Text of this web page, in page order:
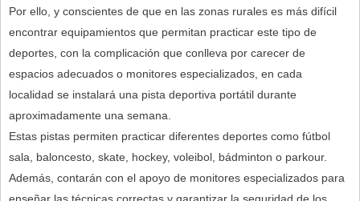
Por ello, y conscientes de que en las zonas rurales es más difícil
encontrar equipamientos que permitan practicar este tipo de
deportes, con la complicación que conlleva por carecer de
espacios adecuados o monitores especializados, en cada
localidad se instalará una pista deportiva portátil durante
aproximadamente una semana.
Estas pistas permiten practicar diferentes deportes como fútbol
sala, baloncesto, skate, hockey, voleibol, bádminton o parkour.
Además, contarán con el apoyo de monitores especializados para
enseñar las técnicas correctas y garantizar la seguridad de los